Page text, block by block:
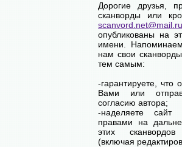
Дорогие друзья,
сканворды или
scanvord.net@mail.ru
опубликованы на
имени.
нам свои
тем самым:
-гарантируете, что
Вами или
согласию автора;
-наделяете сайт
правами на
этих
(включая